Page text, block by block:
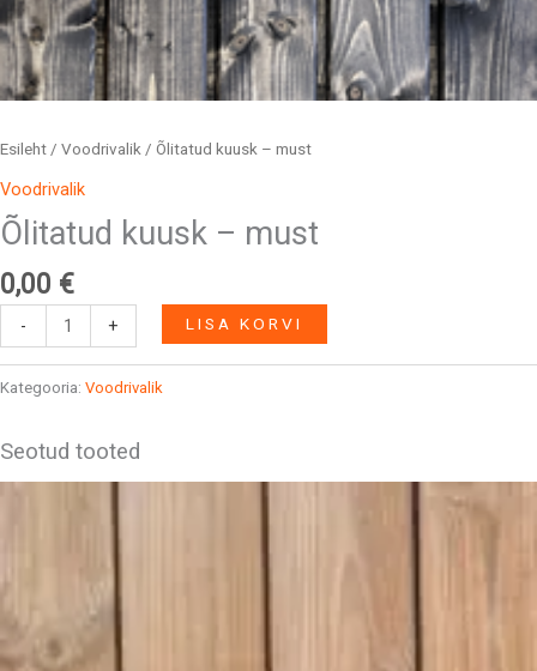
Esileht / Voodrivalik / Õlitatud kuusk – must
Voodrivalik
Õlitatud kuusk – must
0,00 €
- + LISA KORVI
Kategooria: Voodrivalik
Seotud tooted